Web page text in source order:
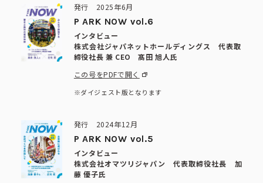
発行 2025年6月
P ARK NOW vol.6
インタビュー
株式会社ジャパネットホールディングス 代表取
締役社長 兼 CEO 髙田 旭人氏
この号をPDFで開く
※ダイジェスト版となります
発行 2024年12月
P ARK NOW vol.5
インタビュー
株式会社オマツリジャパン 代表取締役社⻑ 加
藤 優子氏